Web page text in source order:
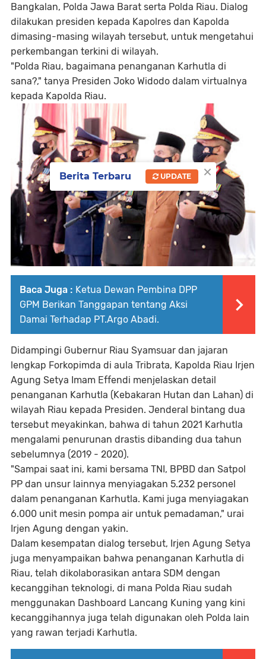
Bangkalan, Polda Jawa Barat serta Polda Riau. Dialog
dilakukan presiden kepada Kapolres dan Kapolda
dimasing-masing wilayah tersebut, untuk mengetahui
perkembangan terkini di wilayah.
"Polda Riau, bagaimana penanganan Karhutla di
sana?," tanya Presiden Joko Widodo dalam virtualnya
kepada Kapolda Riau.
Baca Juga : Ketua Dewan Pembina DPP
GPM Berikan Tanggapan tentang Aksi
Damai Terhadap PT.Argo Abadi.
Didampingi Gubernur Riau Syamsuar dan jajaran
lengkap Forkopimda di aula Tribrata, Kapolda Riau Irjen
Agung Setya Imam Effendi menjelaskan detail
penanganan Karhutla (Kebakaran Hutan dan Lahan) di
wilayah Riau kepada Presiden. Jenderal bintang dua
tersebut meyakinkan, bahwa di tahun 2021 Karhutla
mengalami penurunan drastis dibanding dua tahun
sebelumnya (2019 - 2020).
"Sampai saat ini, kami bersama TNI, BPBD dan Satpol
PP dan unsur lainnya menyiagakan 5.232 personel
dalam penanganan Karhutla. Kami juga menyiagakan
6.000 unit mesin pompa air untuk pemadaman," urai
Irjen Agung dengan yakin.
Dalam kesempatan dialog tersebut, Irjen Agung Setya
juga menyampaikan bahwa penanganan Karhutla di
Riau, telah dikolaborasikan antara SDM dengan
kecanggihan teknologi, di mana Polda Riau sudah
menggunakan Dashboard Lancang Kuning yang kini
kecanggihannya juga telah digunakan oleh Polda lain
yang rawan terjadi Karhutla.
×
Berita Terbaru UPDATE